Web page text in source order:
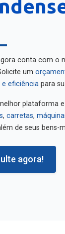
conta com o
um
eficiência para
plataforma
carretas
de seus bens-
agora!